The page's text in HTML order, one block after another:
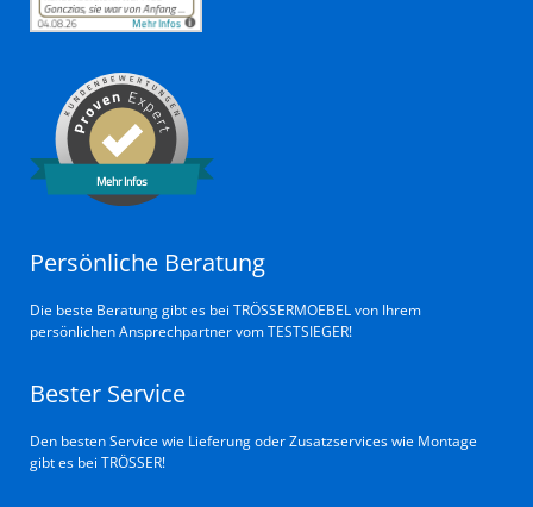
Mehr Infos
Persönliche Beratung
Die beste Beratung gibt es bei TRÖSSERMOEBEL von Ihrem
persönlichen Ansprechpartner vom TESTSIEGER!
Bester Service
Den besten Service wie Lieferung oder Zusatzservices wie Montage
gibt es bei TRÖSSER!